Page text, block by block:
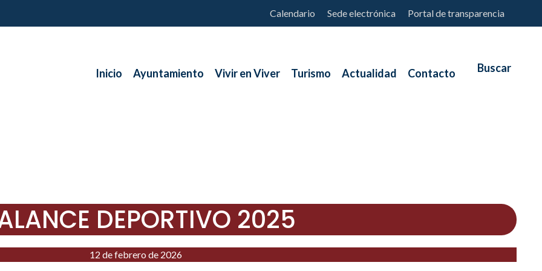
Calendario Sede electrónica Portal de transparencia
Inicio Ayuntamiento Vivir en Viver Turismo Actualidad Contacto
DEPORTIVO 2025
12 de febrero de 2026